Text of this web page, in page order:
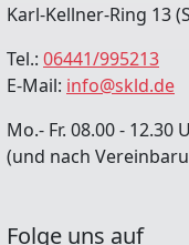
Karl-Kellner-Ring 13
Tel.: 06441/995213
E-Mail: info@skld.de
Mo.- Fr. 08.00 - 12.30
(und nach
Folge uns auf